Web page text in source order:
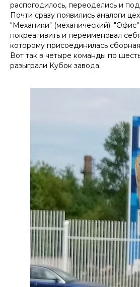
распогодилось, переоделись и
Почти сразу появились аналоги
"Механики" (механический).
покреативить и переименовал
которому присоединилась
Вот так в четыре команды по
разыграли Кубок завода.